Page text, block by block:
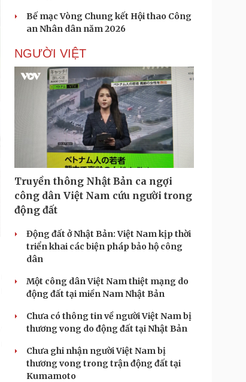
Bế mạc Vòng Chung kết Hội thao Công
an Nhân dân năm 2026
NGƯỜI VIỆT
Truyền thông Nhật Bản ca ngợi
công dân Việt Nam cứu người trong
động đất
Động đất ở Nhật Bản: Việt Nam kịp thời
triển khai các biện pháp bảo hộ công
dân
Một công dân Việt Nam thiệt mạng do
động đất tại miền Nam Nhật Bản
Chưa có thông tin về người Việt Nam bị
thương vong do động đất tại Nhật Bản
Chưa ghi nhận người Việt Nam bị
thương vong trong trận động đất tại
Kumamoto